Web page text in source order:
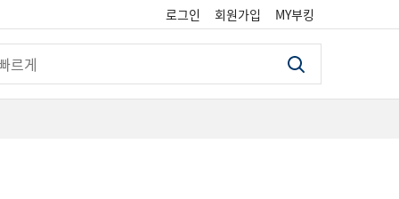
로그인 회원가입 MY부킹
검색